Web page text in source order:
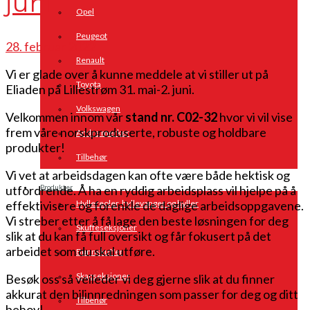
Opel
Peugeot
Renault
Toyota
Volkswagen
Andre merker
Tilbehør
Produkter
Hyllereoler, hyllevanger og hyller
Skuffeseksjoner
Bunnskuffer
Skapseksjoner
Tilbehør
28. februar 2022
Vi er glade over å kunne meddele at vi stiller ut på
Eliaden på Lillestrøm 31. mai-2. juni.
Velkommen innom vårstand nr. C02-32hvor vi vil vise
frem våre norskproduserte, robuste og holdbare
produkter!
Vi vet at arbeidsdagen kan ofte være både hektisk og
utfordrende. Å ha en ryddig arbeidsplass vil hjelpe på å
effektivisere og forenkle de daglige arbeidsoppgavene.
Vi streber etter å få lage den beste løsningen for deg
slik at du kan få full oversikt og får fokusert på det
arbeidet som du skal utføre.
Besøk oss så veileder vi deg gjerne slik at du finner
akkurat den bilinnredningen som passer for deg og ditt